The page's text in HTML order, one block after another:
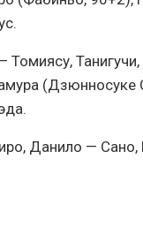
Томиясу,
Данило —